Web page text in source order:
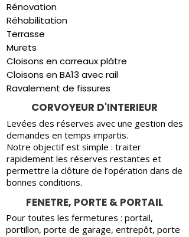
Rénovation
Réhabilitation
Terrasse
Murets
Cloisons en carreaux plâtre
Cloisons en BA13 avec rail
Ravalement de fissures
CORVOYEUR D'INTERIEUR
Levées des réserves avec une gestion des
demandes en temps impartis.
Notre objectif est simple : traiter
rapidement les réserves restantes et
permettre la clôture de l’opération dans de
bonnes conditions.
FENETRE, PORTE & PORTAIL
Pour toutes les fermetures : portail,
portillon, porte de garage, entrepôt, porte